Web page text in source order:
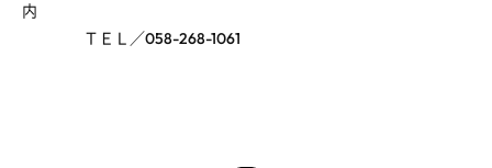
内
ＴＥＬ／058-268-1061